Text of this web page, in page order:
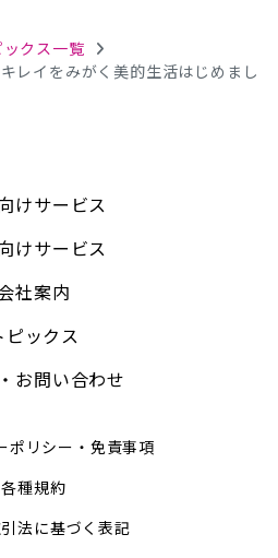
ックス一覧
レイをみがく美的生活はじめまし
けサービス
けサービス
社案内
ピックス
お問い合わせ
ポリシー・免責事項
各種規約
法に基づく表記